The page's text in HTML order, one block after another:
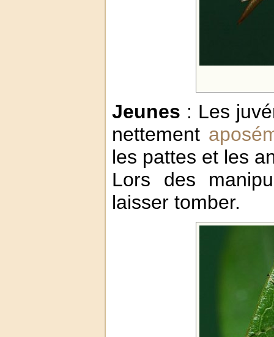
Jeunes : Les
nettement
les pattes et les
Lors des
laisser tomber.